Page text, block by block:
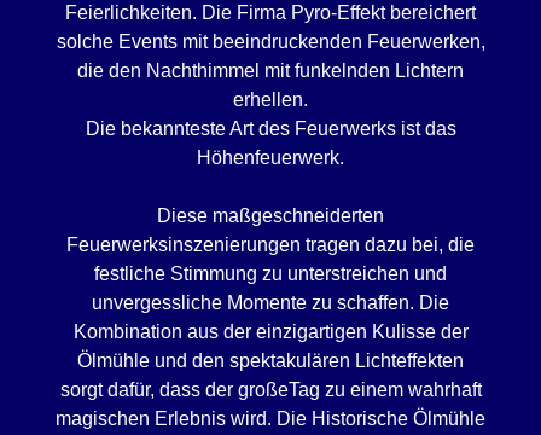
Feierlichkeiten. Die Firma Pyro-Effekt bereichert
solche Events mit beeindruckenden Feuerwerken,
die den Nachthimmel mit funkelnden Lichtern
erhellen.
Die bekannteste Art des Feuerwerks ist das
Höhenfeuerwerk.
Diese maßgeschneiderten
Feuerwerksinszenierungen tragen dazu bei, die
festliche Stimmung zu unterstreichen und
unvergessliche Momente zu schaffen. Die
Kombination aus der einzigartigen Kulisse der
Ölmühle und den spektakulären Lichteffekten
sorgt dafür, dass der großeTag zu einem wahrhaft
magischen Erlebnis wird. Die Historische Ölmühle